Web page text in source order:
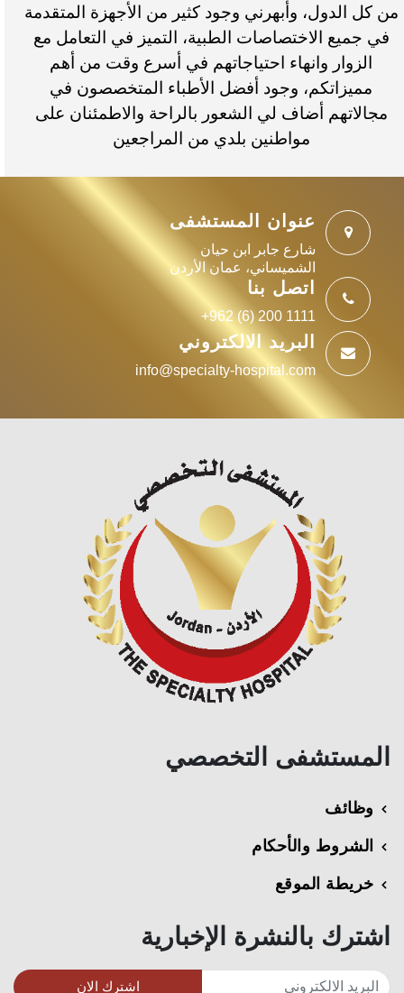
من كل الدول، وأبهرني وجود كثير من الأجهزة المتقدمة
في جميع الاختصاصات الطبية، التميز في التعامل مع
الزوار وانهاء احتياجاتهم في أسرع وقت من أهم
مميزاتكم، وجود أفضل الأطباء المتخصصون في
مجالاتهم أضاف لي الشعور بالراحة والاطمئنان على
مواطنين بلدي من المراجعين
عنوان المستشفى
شارع جابر ابن حيان
الشميساني، عمان الأردن
اتصل بنا
+962 (6) 200 1111
البريد الالكتروني
info@specialty-hospital.com
المستشفى التخصصي
وظائف
الشروط والأحكام
خريطة الموقع
اشترك بالنشرة الإخبارية
اشترك الان